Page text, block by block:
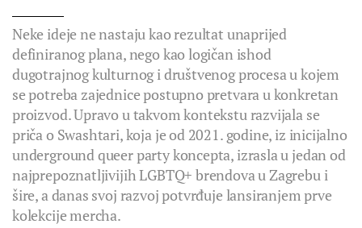
Neke ideje ne nastaju kao rezultat unaprijed
definiranog plana, nego kao logičan ishod
dugotrajnog kulturnog i društvenog procesa u kojem
se potreba zajednice postupno pretvara u konkretan
proizvod. Upravo u takvom kontekstu razvijala se
priča o Swashtari, koja je od 2021. godine, iz inicijalno
underground queer party koncepta, izrasla u jedan od
najprepoznatljivijih LGBTQ+ brendova u Zagrebu i
šire, a danas svoj razvoj potvrđuje lansiranjem prve
kolekcije mercha.